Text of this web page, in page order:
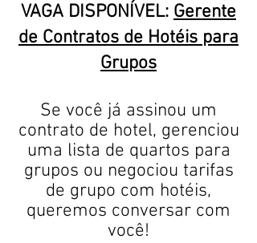
VAGA DISPONÍVEL: Gerente
de Contratos de Hotéis para
Grupos
​Se você já assinou um
contrato de hotel, gerenciou
uma lista de quartos para
grupos ou negociou tarifas
de grupo com hotéis,
queremos conversar com
você!​